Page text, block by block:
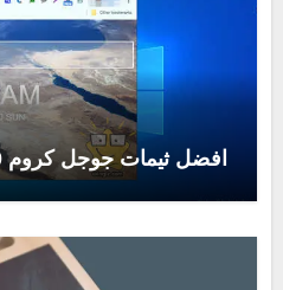
افضل ثيمات جوجل كروم 2020